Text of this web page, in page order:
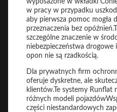
wyposażone w wkładki
w pracy w przypadku
aby pierwsza pomoc mogła
przeznaczenia bez
szczególne znaczenie w
niebezpieczeństwa drogowe
opon nie są rzadkością.
Dla prywatnych firm
oferuje dyskretne, ale
klientów.Te systemy Runflat
różnych modeli
części niestandardowych